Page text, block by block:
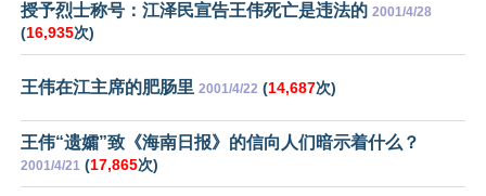
授予烈士称号：江泽民宣告王伟死亡是违法的 2001/4/28
(16,935次)
王伟在江主席的肥肠里 2001/4/22 (14,687次)
王伟“遗孀”致《海南日报》的信向人们暗示着什么？
2001/4/21 (17,865次)